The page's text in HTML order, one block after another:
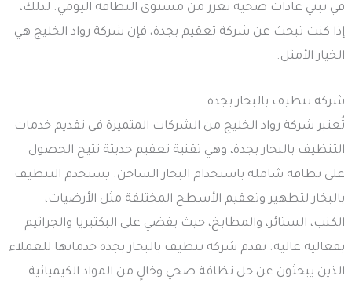
في تبني عادات صحية تعزز من مستوى النظافة اليومي. لذلك،
إذا كنت تبحث عن شركة تعقيم بجدة، فإن شركة رواد الخليج هي
الخيار الأمثل.
شركة تنظيف بالبخار بجدة
تُعتبر شركة رواد الخليج من الشركات المتميزة في تقديم خدمات
التنظيف بالبخار بجدة، وهي تقنية تعقيم حديثة تتيح الحصول
على نظافة شاملة باستخدام البخار الساخن. يستخدم التنظيف
بالبخار لتطهير وتعقيم الأسطح المختلفة مثل الأرضيات،
الكنب، الستائر، والمطابخ، حيث يقضي على البكتيريا والجراثيم
بفعالية عالية. تقدم شركة تنظيف بالبخار بجدة خدماتها للعملاء
الذين يبحثون عن حل نظافة صحي وخالٍ من المواد الكيميائية.